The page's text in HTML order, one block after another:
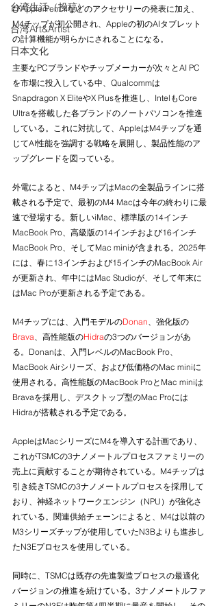
台湾生活（投稿）
台湾Art&Artist
日本文化
びApple Pencilなどのアクセサリーの発表に加え、
M4チップが初公開され、Appleの初のAIタブレット
の計算機能が明らかにされることになる。
主要なPCブランドやチップメーカーが次々とAI PC
を市場に投入している中、Qualcommは
Snapdragon X EliteやX Plusを推進し、IntelもCore
Ultraを搭載した各ブランドのノートパソコンを推進
している。これに対抗して、AppleはM4チップを通
じてAI性能を強調する戦略を展開し、製品性能のア
ップグレードを図っている。
外電によると、M4チップはMacの全製品ラインに搭
載される予定で、最初のM4 Macは今年の終わりに最
速で登場する。新しいiMac、標準版の14インチ
MacBook Pro、高級版の14インチおよび16インチ
MacBook Pro、そしてMac miniが含まれる。2025年
には、春に13インチおよび15インチのMacBook Air
が更新され、年中にはMac Studioが、そして年末に
はMac Proが更新される予定である。
M4チップには、入門モデルのDonan、強化版の
Brava、高性能版のHidraの3つのバージョンがあ
る。Donanは、入門レベルのMacBook Pro、
MacBook Airシリーズ、および低価格のMac miniに
使用される。高性能版のMacBook ProとMac miniは
Bravaを採用し、デスクトップ型のMac Proには
Hidraが搭載される予定である。
AppleはMacシリーズにM4を導入する計画であり、
これがTSMCの3ナノメートルプロセスファミリーの
売上に貢献することが期待されている。M4チップは
引き続きTSMCの3ナノメートルプロセスを採用して
おり、神経ネットワークエンジン（NPU）が強化さ
れている。関連供給チェーンによると、M4は以前の
M3シリーズチップが使用していたN3Bよりも進歩し
たN3Eプロセスを使用している。
同時に、TSMCは既存の先進製造プロセスの最適化
バージョンの推進を続けている。3ナノメートルファ